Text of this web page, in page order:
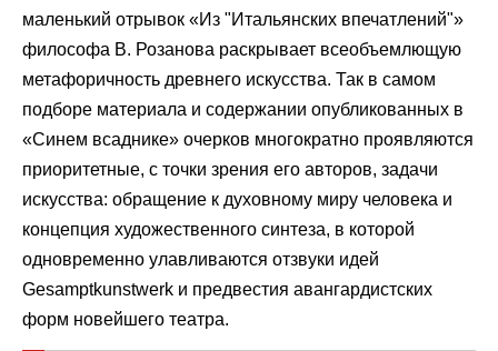
маленький отрывок «Из "Итальянских впечатлений"»
философа В. Розанова раскрывает всеобъемлющую
метафоричность древнего искусства. Так в самом
подборе материала и содержании опубликованных в
«Синем всаднике» очерков многократно проявляются
приоритетные, с точки зрения его авторов, задачи
искусства: обращение к духовному миру человека и
концепция художественного синтеза, в которой
одновременно улавливаются отзвуки идей
Gesamptkunstwerk и предвестия авангардистских
форм новейшего театра.